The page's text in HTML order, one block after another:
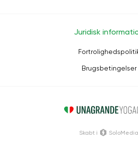
Juridisk
Brugsbetingelser
Skabt i SoloMedia